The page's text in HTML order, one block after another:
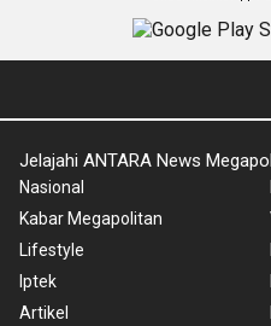
Jelajahi ANTARA News
Nasional
Kabar Megapolitan
Lifestyle
Iptek
Artikel